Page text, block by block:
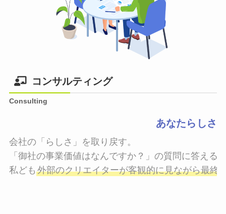
コンサルティング
Consulting
あなたらしさ
会社の「らしさ」を取り戻す。
「御社の事業価値はなんですか？」の質問に答える
私ども 外部のクリエイターが客観的に見ながら最終